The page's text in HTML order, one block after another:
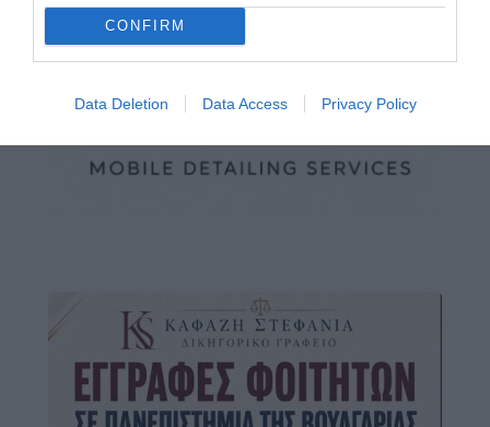
CONFIRM
Data Deletion Data Access Privacy Policy